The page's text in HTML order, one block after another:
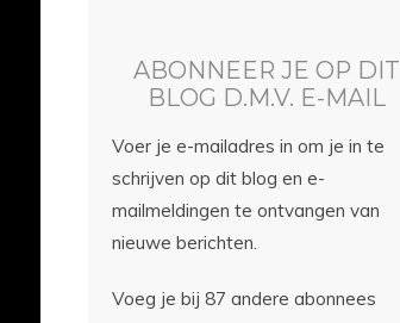
ABONNEER JE OP DIT
BLOG D.M.V. E-MAIL
Voer je e-mailadres in om je in te
schrijven op dit blog en e-
mailmeldingen te ontvangen van
nieuwe berichten.
Voeg je bij 87 andere abonnees